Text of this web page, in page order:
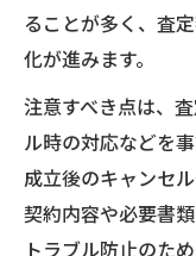
ることが多く、査
化が進みます。
注意すべき点は、
ル時の対応などを
成立後のキャンセ
契約内容や必要書
トラブル防止のた